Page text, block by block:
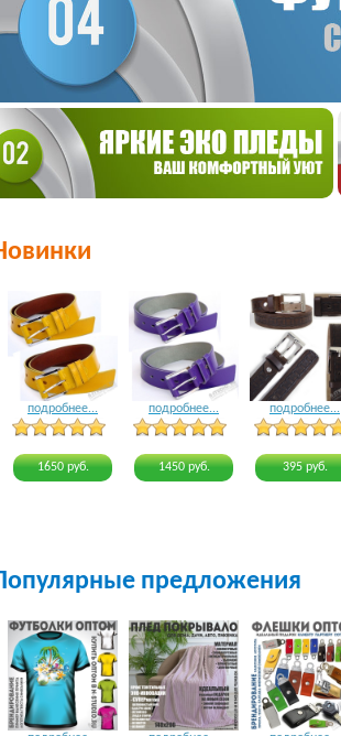
подробнее...
4 голоса
1650 руб.
подробнее...
3 голоса
1450 руб.
подробнее...
395 руб.
предложения